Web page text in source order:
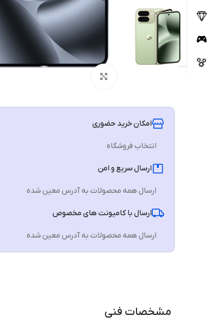
امکان خرید حضوری
انتخاب فروشگاه
ارسال سریع و امن
ارسال همه محصولات به آدرس معین شده
ارسال با کامیونت های مخصوص
ارسال همه محصولات به آدرس معین شده
مشخصات فنی